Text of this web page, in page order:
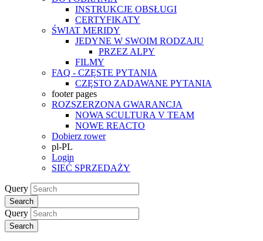
INSTRUKCJE OBSŁUGI
CERTYFIKATY
ŚWIAT MERIDY
JEDYNE W SWOIM RODZAJU
PRZEZ ALPY
FILMY
FAQ - CZĘSTE PYTANIA
CZĘSTO ZADAWANE PYTANIA
footer pages
ROZSZERZONA GWARANCJA
NOWA SCULTURA V TEAM
NOWE REACTO
Dobierz rower
pl-PL
Login
SIEĆ SPRZEDAŻY
Query
Search
Query
Search